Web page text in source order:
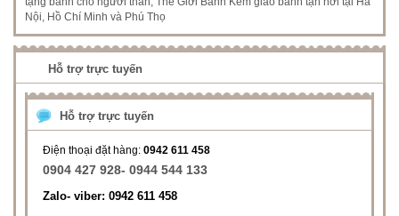
Nội, Hồ Chí Minh và Phú Thọ
Hỗ trợ trực tuyến
Hỗ trợ trực tuyến
Điện thoại đặt hàng: 0942 611 458
0904 427 928- 0944 544 133
Zalo- viber: 0942 611 458